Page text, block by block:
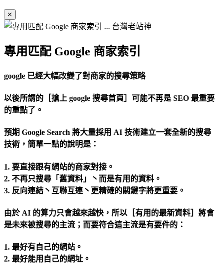
專用匹配 Google 商家索引
google 已經大幅改變了對商家的搜尋策略
以後所謂的［搶上 google 搜尋首頁］可能不再是 SEO 最重要
的重點了。
預期 Google Search 將大量採用 AI 技術建立一套全新的搜尋
技術，簡單一點的說明是：
1. 要直接跟有網站的商家對接。
2. 不再只搜尋「舊資料」丶而是有用的資料。
3. 反向連結丶互聯互連丶更精確的關鍵字將更重要。
由於 AI 的算力只會越來越快，所以［有用的最新資料］將會
是未來被搜尋的主流；而要符合這主流是有要件的：
1. 最好有自己的網站。
2. 最好能用自己的網址。